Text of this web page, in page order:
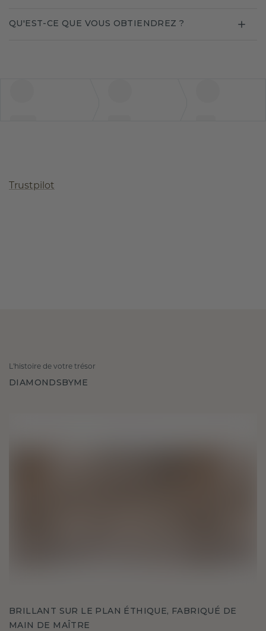
QU'EST-CE QUE VOUS OBTIENDREZ ?
Trustpilot
L'histoire de votre trésor
DIAMONDSBYME
BRILLANT SUR LE PLAN ÉTHIQUE, FABRIQUÉ DE
MAIN DE MAÎTRE